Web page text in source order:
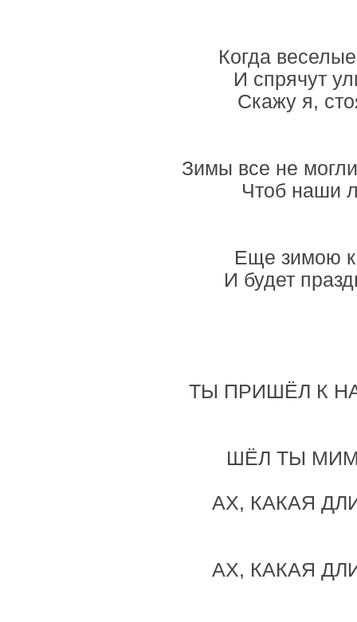
Когда
И спрячут
Скажу я,
Зимы все не могли
Чтоб наши
Еще зимою
И будет
ТЫ ПРИШЁЛ К
ШЁЛ ТЫ
АХ, КАКАЯ
АХ, КАКАЯ